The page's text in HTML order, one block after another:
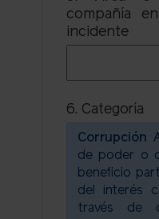
compañía
incidente
6. Categoría
Corrupción
de poder o
beneficio
del interés
través de